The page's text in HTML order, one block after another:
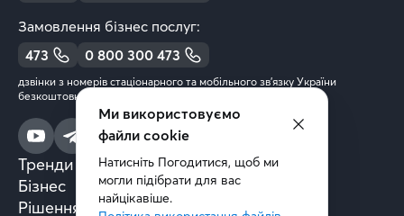
Замовлення бізнес послуг:
473
0 800 300 473
дзвінки з номерів стаціонарного та мобільного зв’язку України
безкоштовні
Тренди та аналітика
Бізнес
Рішення та технології
Ми використовуємо
файли cookie
Натисніть Погодитися, щоб ми
могли підібрати для вас
найцікавіше.